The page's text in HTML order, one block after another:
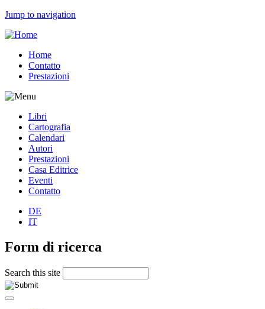
Jump to navigation
Home
Contatto
Prestazioni
Libri
Cartografia
Calendari
Autori
Prestazioni
Casa Editrice
Eventi
Contatto
DE
IT
Form di ricerca
Search this site